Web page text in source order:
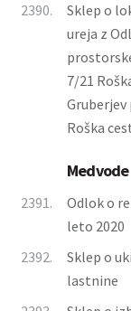
2390.
Sklep o
ureja z
7/21
Gruberjev
Roška
Medvode
2391.
Odlok o
leto 2020
2392.
Sklep o
lastnine